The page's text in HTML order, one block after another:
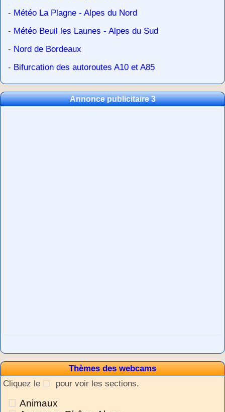
- Météo La Plagne - Alpes du Nord
- Météo Beuil les Launes - Alpes du Sud
- Nord de Bordeaux
- Bifurcation des autoroutes A10 et A85
Annonce publicitaire 3
Thèmes des webcams
Cliquez le
pour voir les sections.
Animaux